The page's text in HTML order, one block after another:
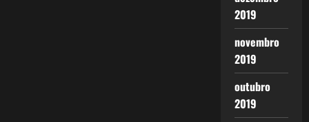
2019
novembro
2019
outubro
2019